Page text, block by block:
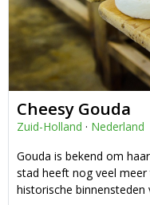
Cheesy Gouda
Zuid-Holland · Nederland
Gouda is bekend om
stad heeft nog veel
historische binnensteden